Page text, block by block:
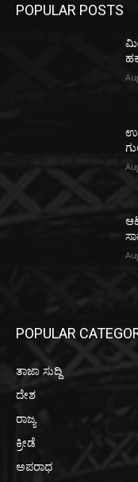
POPULAR POSTS
POPULAR
ತಾಜಾ ಸುದ್ದಿ
ದೇಶ
ರಾಜ್ಯ
ಕ್ರೀಡೆ
ಅಪರಾಧ